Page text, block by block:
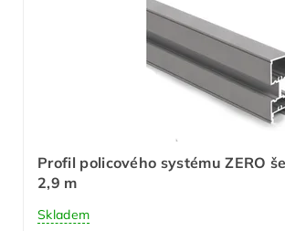
Profil policového systému ZERO
2,9 m
Skladem